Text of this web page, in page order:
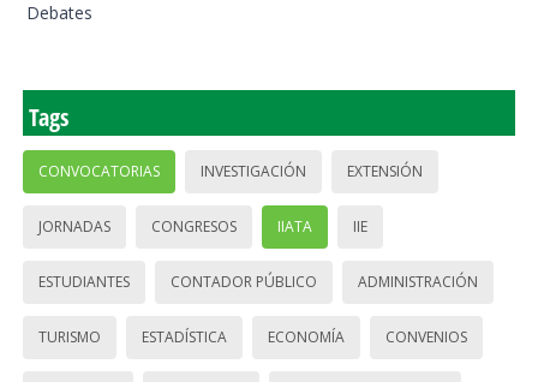
Debates
Tags
CONVOCATORIAS INVESTIGACIÓN EXTENSIÓN
JORNADAS CONGRESOS IIATA IIE
ESTUDIANTES CONTADOR PÚBLICO ADMINISTRACIÓN
TURISMO ESTADÍSTICA ECONOMÍA CONVENIOS